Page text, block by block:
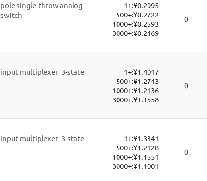
pole single-throw analog
switch
1+:¥0.2995
500+:¥0.2722
1000+:¥0.2593
3000+:¥0.2469
0
input multiplexer; 3-state 1+:¥1.4017
500+:¥1.2743
1000+:¥1.2136
3000+:¥1.1558
0
input multiplexer; 3-state 1+:¥1.3341
500+:¥1.2128
1000+:¥1.1551
3000+:¥1.1001
0